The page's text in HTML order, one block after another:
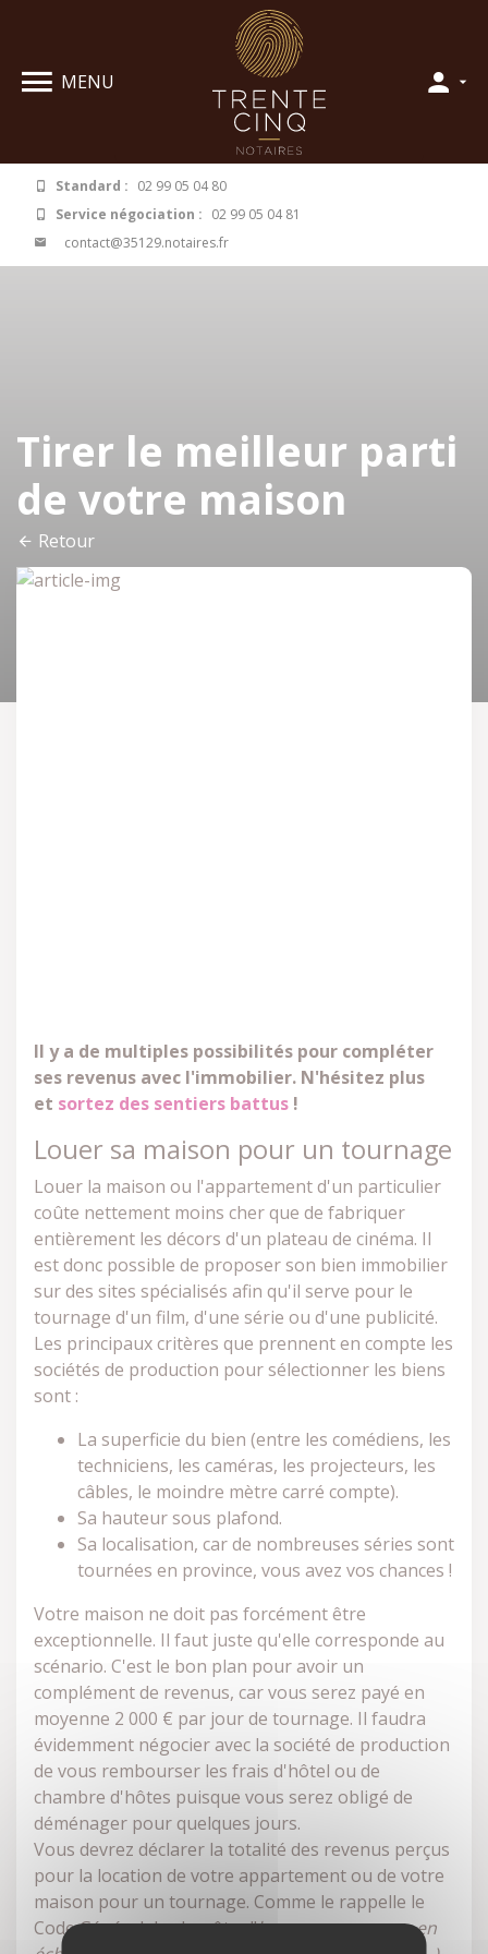
MENU
Standard : 02 99 05 04 80
Service négociation : 02 99 05 04 81
contact@35129.notaires.fr
Tirer le meilleur parti
de votre maison
Retour
Il y a de multiples possibilités pour compléter
ses revenus avec l'immobilier. N'hésitez plus
et sortez des sentiers battus !
Louer sa maison pour un tournage
Louer la maison ou l'appartement d'un particulier
coûte nettement moins cher que de fabriquer
entièrement les décors d'un plateau de cinéma. Il
est donc possible de proposer son bien immobilier
sur des sites spécialisés afin qu'il serve pour le
tournage d'un film, d'une série ou d'une publicité.
Les principaux critères que prennent en compte les
sociétés de production pour sélectionner les biens
sont :
La superficie du bien (entre les comédiens, les
techniciens, les caméras, les projecteurs, les
câbles, le moindre mètre carré compte).
Sa hauteur sous plafond.
Sa localisation, car de nombreuses séries sont
tournées en province, vous avez vos chances !
Votre maison ne doit pas forcément être
exceptionnelle. Il faut juste qu'elle corresponde au
scénario. C'est le bon plan pour avoir un
complément de revenus, car vous serez payé en
moyenne 2 000 € par jour de tournage. Il faudra
évidemment négocier avec la société de production
de vous rembourser les frais d'hôtel ou de
chambre d'hôtes puisque vous serez obligé de
déménager pour quelques jours.
Vous devrez déclarer la totalité des revenus perçus
pour la location de votre appartement ou de votre
maison pour un tournage. Comme le rappelle le
Code Général des Impôts : "les revenus perçus en
Panneau de gestion des cookies